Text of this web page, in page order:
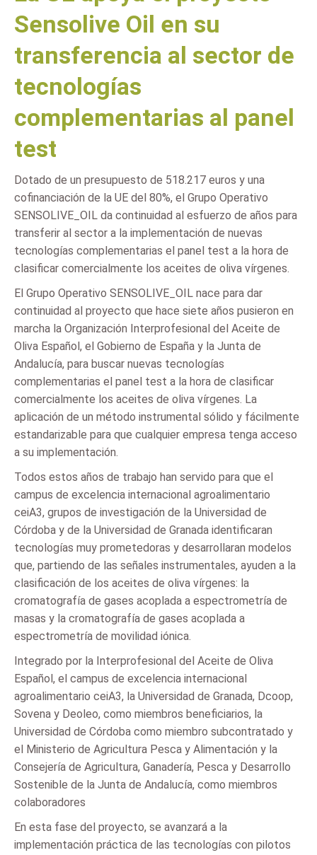
Sensolive Oil en su
transferencia al sector de
tecnologías
complementarias al panel
test
Dotado de un presupuesto de 518.217 euros y una
cofinanciación de la UE del 80%, el Grupo Operativo
SENSOLIVE_OIL da continuidad al esfuerzo de años para
transferir al sector a la implementación de nuevas
tecnologías complementarias el panel test a la hora de
clasificar comercialmente los aceites de oliva vírgenes.
El Grupo Operativo SENSOLIVE_OIL nace para dar
continuidad al proyecto que hace siete años pusieron en
marcha la Organización Interprofesional del Aceite de
Oliva Español, el Gobierno de España y la Junta de
Andalucía, para buscar nuevas tecnologías
complementarias el panel test a la hora de clasificar
comercialmente los aceites de oliva vírgenes. La
aplicación de un método instrumental sólido y fácilmente
estandarizable para que cualquier empresa tenga acceso
a su implementación.
Todos estos años de trabajo han servido para que el
campus de excelencia internacional agroalimentario
ceiA3, grupos de investigación de la Universidad de
Córdoba y de la Universidad de Granada identificaran
tecnologías muy prometedoras y desarrollaran modelos
que, partiendo de las señales instrumentales, ayuden a la
clasificación de los aceites de oliva vírgenes: la
cromatografía de gases acoplada a espectrometría de
masas y la cromatografía de gases acoplada a
espectrometría de movilidad iónica.
Integrado por la Interprofesional del Aceite de Oliva
Español, el campus de excelencia internacional
agroalimentario ceiA3, la Universidad de Granada, Dcoop,
Sovena y Deoleo, como miembros beneficiarios, la
Universidad de Córdoba como miembro subcontratado y
el Ministerio de Agricultura Pesca y Alimentación y la
Consejería de Agricultura, Ganadería, Pesca y Desarrollo
Sostenible de la Junta de Andalucía, como miembros
colaboradores
En esta fase del proyecto, se avanzará a la
implementación práctica de las tecnologías con pilotos